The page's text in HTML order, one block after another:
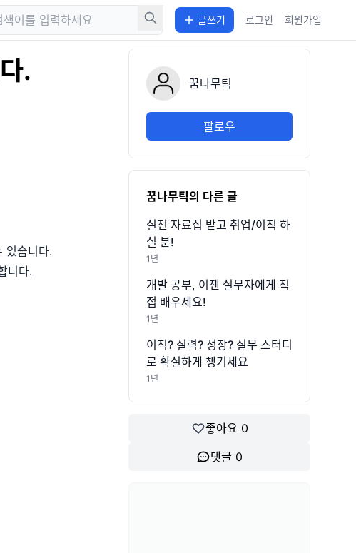
글쓰기 로그인 회원가입
글쓰기 로그인 회원가입
.
있습니다.
니다.
꿈나무틱
팔로우
꿈나무틱의 다른 글
실전 자료집 받고 취업/이직 하
실 분!
1년
개발 공부, 이젠 실무자에게 직
접 배우세요!
1년
이직? 실력? 성장? 실무 스터디
로 확실하게 챙기세요
1년
좋아요 0
댓글 0